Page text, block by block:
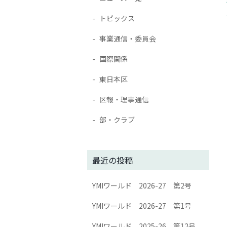
トピックス
事業通信・委員会
国際関係
東日本区
区報・理事通信
部・クラブ
最近の投稿
YMIワールド 2026-27 第2号
YMIワールド 2026-27 第1号